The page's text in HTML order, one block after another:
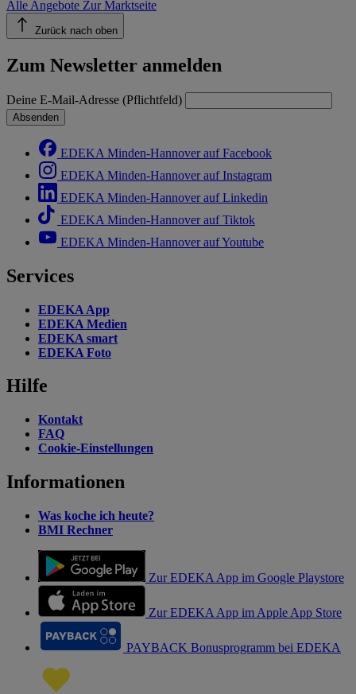
Alle Angebote Zur Marktseite
Zurück nach oben
Zum Newsletter anmelden
Deine E-Mail-Adresse (Pflichtfeld)
Absenden
EDEKA Minden-Hannover auf Facebook
EDEKA Minden-Hannover auf Instagram
EDEKA Minden-Hannover auf Linkedin
EDEKA Minden-Hannover auf Tiktok
EDEKA Minden-Hannover auf Youtube
Services
EDEKA App
EDEKA Medien
EDEKA smart
EDEKA Foto
Hilfe
Kontakt
FAQ
Cookie-Einstellungen
Informationen
Was koche ich heute?
BMI Rechner
Zur EDEKA App im Google Playstore
Zur EDEKA App im Apple App Store
PAYBACK Bonusprogramm bei EDEKA